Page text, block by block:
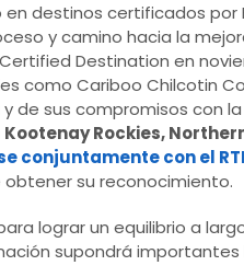
destinos certificados por
y camino hacia la
Destination en
como Cariboo Chilcotin
sus compromisos con la
Kootenay Rockies,
conjuntamente con el
su reconocimiento.
lograr un equilibrio a
supondrá